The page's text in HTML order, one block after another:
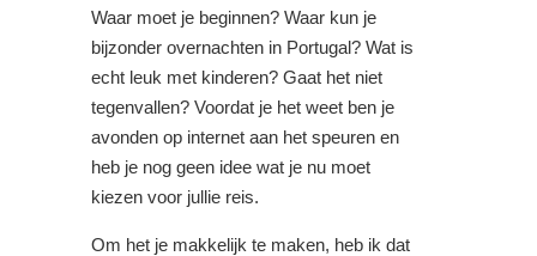
Waar moet je beginnen? Waar kun je
bijzonder overnachten in Portugal? Wat is
echt leuk met kinderen? Gaat het niet
tegenvallen? Voordat je het weet ben je
avonden op internet aan het speuren en
heb je nog geen idee wat je nu moet
kiezen voor jullie reis.
Om het je makkelijk te maken, heb ik dat